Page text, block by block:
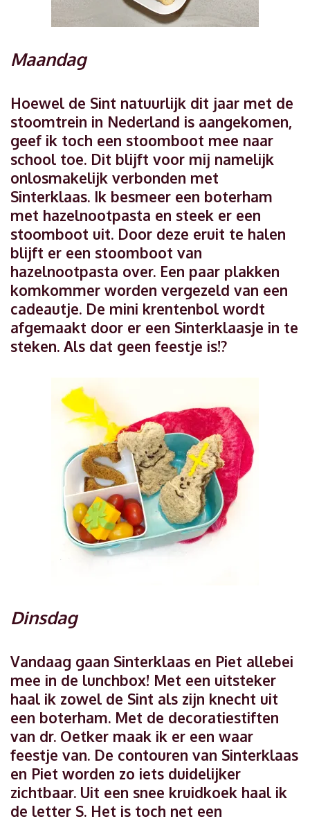
Maandag
Hoewel de Sint natuurlijk dit jaar met de
stoomtrein in Nederland is aangekomen,
geef ik toch een stoomboot mee naar
school toe. Dit blijft voor mij namelijk
onlosmakelijk verbonden met
Sinterklaas. Ik besmeer een boterham
met hazelnootpasta en steek er een
stoomboot uit. Door deze eruit te halen
blijft er een stoomboot van
hazelnootpasta over. Een paar plakken
komkommer worden vergezeld van een
cadeautje. De mini krentenbol wordt
afgemaakt door er een Sinterklaasje in te
steken. Als dat geen feestje is!?
Dinsdag
Vandaag gaan Sinterklaas en Piet allebei
mee in de lunchbox! Met een uitsteker
haal ik zowel de Sint als zijn knecht uit
een boterham. Met de decoratiestiften
van dr. Oetker maak ik er een waar
feestje van. De contouren van Sinterklaas
en Piet worden zo iets duidelijker
zichtbaar. Uit een snee kruidkoek haal ik
de letter S. Het is toch net een